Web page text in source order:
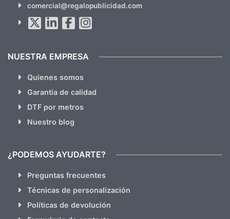
hacemos Spam)
comercial@regalopublicidad.com
NUESTRA EMPRESA
Quienes somos
Garantia de calidad
DTF por metros
Nuestro blog
¿PODEMOS AYUDARTE?
Preguntas frecuentes
Técnicas de personalización
Políticas de devolución